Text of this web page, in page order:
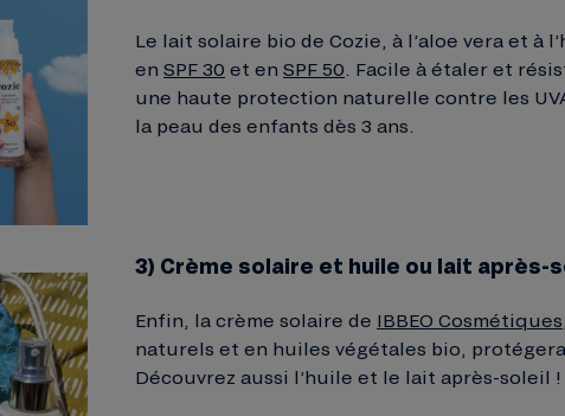
Le lait solaire bio de Cozie, à l’aloe vera et à
enSPF 30 et enSPF 50 . Facile à étaler et
une haute protection naturelle contre les
la peau des enfants dès 3 ans.
3) Crème solaire et huile ou lait après-
Enfin, la crème solaire de IBBEO Cosmétiques
naturels et en huiles végétales bio, protégera
Découvrez aussi l’huile et le lait après-soleil !